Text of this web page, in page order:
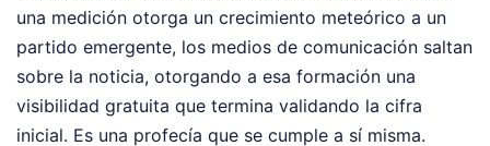
una medición otorga un crecimiento meteórico a un
partido emergente, los medios de comunicación saltan
sobre la noticia, otorgando a esa formación una
visibilidad gratuita que termina validando la cifra
inicial. Es una profecía que se cumple a sí misma.